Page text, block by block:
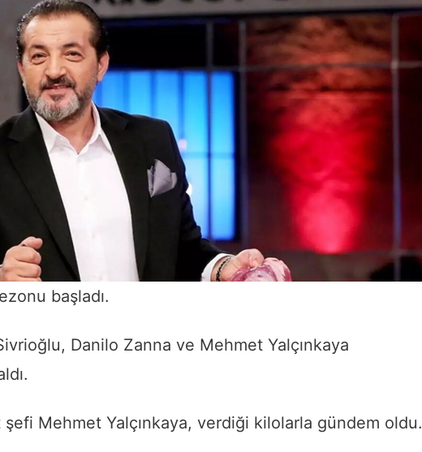
başladı.
Danilo Zanna ve Mehmet Yalçınkaya
şefi Mehmet Yalçınkaya, verdiği kilolarla gündem oldu.